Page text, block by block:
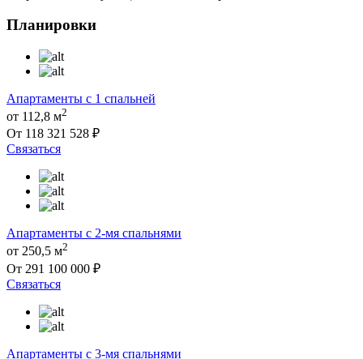
Планировки
Апартаменты с 1 спальней
от 112,8 м2
От 118 321 528 ₽
Связаться
Апартаменты с 2-мя спальнями
от 250,5 м2
От 291 100 000 ₽
Связаться
Апартаменты с 3-мя спальнями